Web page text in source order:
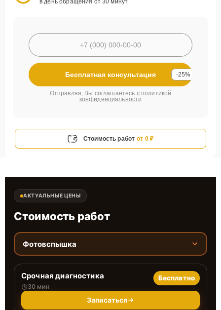
в день обращения от 30 минут
Бесплатная консультация -25%
Отправляя, Вы соглашаетесь с политикой
конфиденциальности
Стоимость работ от 0 ₽
АКТУАЛЬНЫЕ ЦЕНЫ
Стоимость работ
Фотовспышка
Срочная диагностика
30 мин
Бесплатно
Записаться